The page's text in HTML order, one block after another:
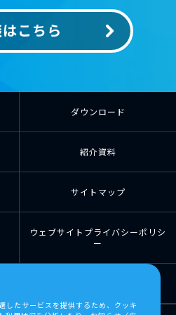
こちら
ダウンロード
紹介資料
サイトマップ
ウェブサイトプライバシーポリシ
ー
したサービスを提供するため、クッキ